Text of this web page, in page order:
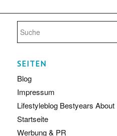
SEITEN
Blog
Impressum
Lifestyleblog Bestyears About
Startseite
Werbung & PR